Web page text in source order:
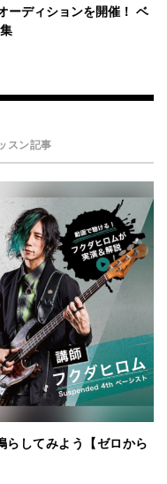
ーディションを開催！ ベ
スン記事
らしてみよう【ゼロから